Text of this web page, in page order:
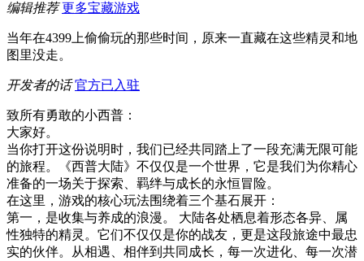
编辑推荐 更多宝藏游戏
当年在4399上偷偷玩的那些时间，原来一直藏在这些精灵和地
图里没走。
开发者的话 官方已入驻
致所有勇敢的小西普：
大家好。
当你打开这份说明时，我们已经共同踏上了一段充满无限可能
的旅程。《西普大陆》不仅仅是一个世界，它是我们为你精心
准备的一场关于探索、羁绊与成长的永恒冒险。
在这里，游戏的核心玩法围绕着三个基石展开：
第一，是收集与养成的浪漫。 大陆各处栖息着形态各异、属
性独特的精灵。它们不仅仅是你的战友，更是这段旅途中最忠
实的伙伴。从相遇、相伴到共同成长，每一次进化、每一次潜